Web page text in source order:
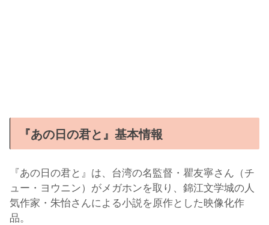
『あの日の君と』基本情報
『あの日の君と』は、台湾の名監督・瞿友寧さん（チ
ュー・ヨウニン）がメガホンを取り、錦江文学城の人
気作家・朱怡さんによる小説を原作とした映像化作
品。